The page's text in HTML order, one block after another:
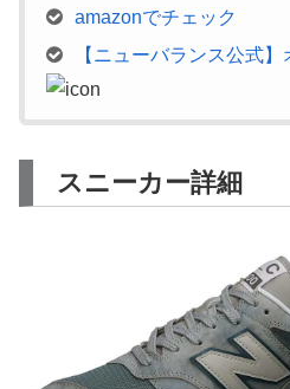
amazonでチェック
【ニューバランス公式
スニーカー詳細